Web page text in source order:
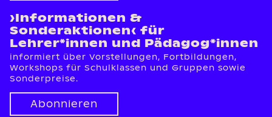
›Informationen &
Sonderaktionen‹ für
Lehrer*innen und Pädagog*innen
informiert über Vorstellungen, Fortbildungen,
Workshops für Schulklassen und Gruppen sowie
Sonderpreise.
Abonnieren